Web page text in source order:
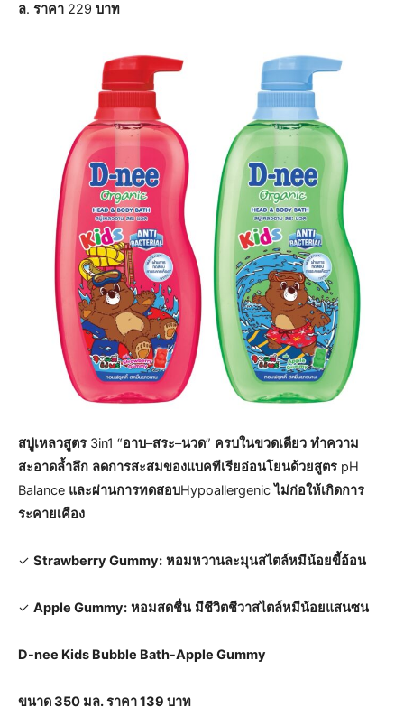
ล. ราคา 229 บาท
สบู่เหลวสูตร 3in1 “อาบ–สระ–นวด” ครบในขวดเดียว ทำความ
สะอาดล้ำลึก ลดการสะสมของแบคทีเรียอ่อนโยนด้วยสูตร pH
Balance และผ่านการทดสอบHypoallergenicไม่ก่อให้เกิดการ
ระคายเคือง
✓ Strawberry Gummy: หอมหวานละมุนสไตล์หมีน้อยขี้อ้อน
✓ Apple Gummy: หอมสดชื่น มีชีวิตชีวาสไตล์หมีน้อยแสนซน
D-nee Kids Bubble Bath-Apple Gummy
ขนาด 350 มล. ราคา 139 บาท